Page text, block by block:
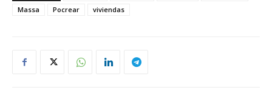
Massa
Pocrear viviendas